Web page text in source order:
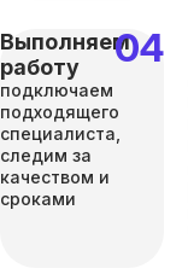
Выполняем
работу
подключаем
подходящего
специалиста,
следим за
качеством и
сроками